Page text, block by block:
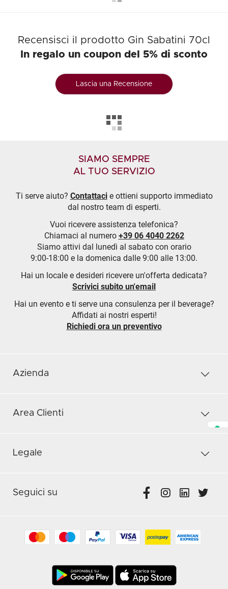
Recensisci il prodotto Gin Sabatini 70cl
In regalo un coupon del 5% di sconto
Lascia una Recensione
SIAMO SEMPRE
AL TUO SERVIZIO
Ti serve aiuto? Contattacie ottieni supporto immediato
dal nostro team di esperti.
Vuoi ricevere assistenza telefonica?
Chiamaci al numero +39 06 4040 2262
Siamo attivi dal lunedì al sabato con orario
9:00-18:00 e la domenica dalle 9:00 alle 13:00.
Hai un locale e desideri ricevere un'offerta dedicata?
Scrivici subito un'email
Hai un evento e ti serve una consulenza per il beverage?
Affidati ai nostri esperti!
Richiedi ora un preventivo
Azienda
Area Clienti
Legale
Seguici su